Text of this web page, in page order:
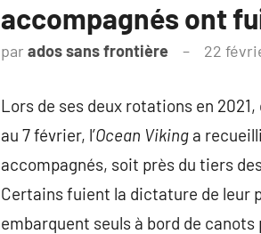
accompagnés ont
par ados sans frontière 22
Lors de ses deux rotations en 2021,
au 7 février, l’Ocean Viking a
accompagnés, soit près du tiers
Certains fuient la dictature de leur
embarquent seuls à bord de canots